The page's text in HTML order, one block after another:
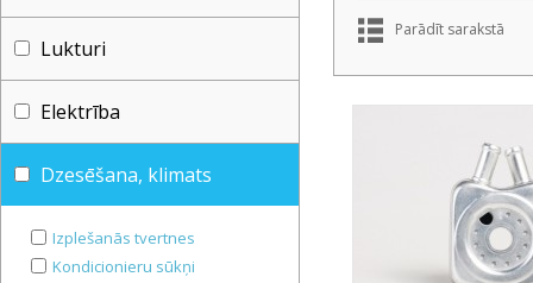
Lukturi
Elektrība
Dzesēšana, klimats
Izplešanās tvertnes
Kondicionieru sūkņi
Parādīt sarakstā